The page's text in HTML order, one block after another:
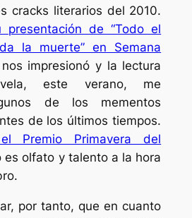
cracks literarios del 2010.
presentación de “Todo el
la muerte” en Semana
nos impresionó y la lectura
este verano, me
de los mementos
de los últimos tiempos.
Premio Primavera del
es olfato y talento a la hora
por tanto, que en cuanto